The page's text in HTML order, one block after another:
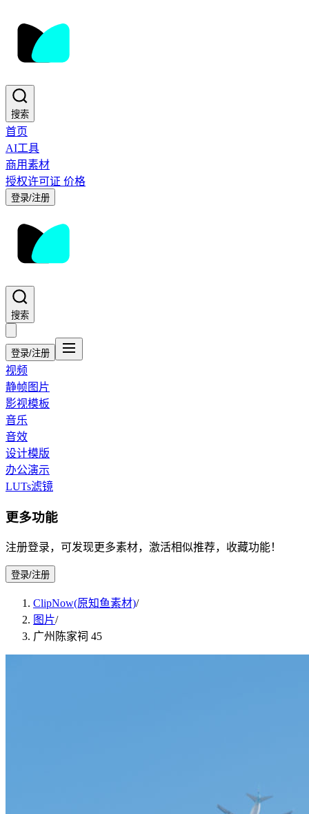
搜索
首页
AI工具
商用素材
授权许可证 价格
登录/注册
搜索
登录/注册
视频
静帧图片
影视模板
音乐
音效
设计模版
办公演示
LUTs滤镜
更多功能
注册登录，可发现更多素材，激活相似推荐，收藏功能！
登录/注册
ClipNow(原知鱼素材)/
图片/
广州陈家祠 45